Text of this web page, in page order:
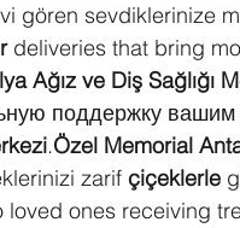
gören sevdiklerinize
deliveries that bring
Ağız ve Diş Sağlığı
поддержку
.Özel Memorial
zarif çiçeklerle
loved ones receiving